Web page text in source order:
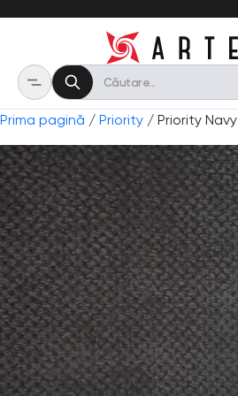
Prima pagină / Priority / Priority Navy